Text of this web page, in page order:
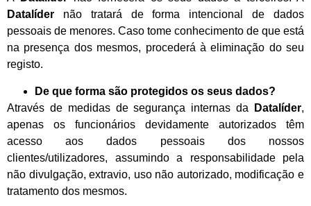
Datalíder não tratará de forma intencional de dados
pessoais de menores. Caso tome conhecimento de que está
na presença dos mesmos, procederá à eliminação do seu
registo.
De que forma são protegidos os seus dados?
Através de medidas de segurança internas da
Datalíder,
apenas os funcionários devidamente autorizados têm
acesso aos dados pessoais dos nossos
clientes/utilizadores, assumindo a responsabilidade pela
não divulgação, extravio, uso não autorizado, modificação e
tratamento dos mesmos.